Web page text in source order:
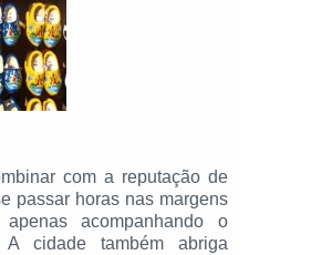
com a reputação de
passar horas nas margens
acompanhando o
cidade também abriga